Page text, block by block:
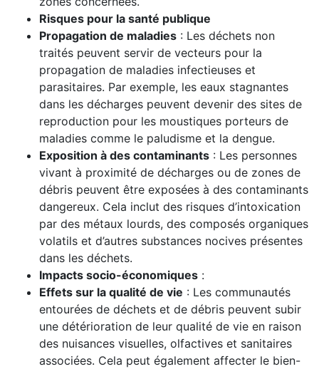
Risques pour la santé publique
Propagation de maladies : Les déchets non
traités peuvent servir de vecteurs pour la
propagation de maladies infectieuses et
parasitaires. Par exemple, les eaux stagnantes
dans les décharges peuvent devenir des sites de
reproduction pour les moustiques porteurs de
maladies comme le paludisme et la dengue.
Exposition à des contaminants : Les personnes
vivant à proximité de décharges ou de zones de
débris peuvent être exposées à des contaminants
dangereux. Cela inclut des risques d’intoxication
par des métaux lourds, des composés organiques
volatils et d’autres substances nocives présentes
dans les déchets.
Impacts socio-économiques :
Effets sur la qualité de vie : Les communautés
entourées de déchets et de débris peuvent subir
une détérioration de leur qualité de vie en raison
des nuisances visuelles, olfactives et sanitaires
associées. Cela peut également affecter le bien-